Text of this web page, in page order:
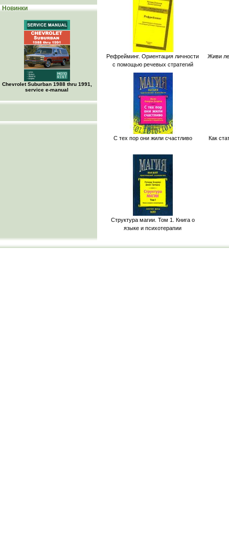
Новинки
Chevrolet Suburban 1988 thru 1991,
service e-manual
Рефрейминг. Ориентация личности
с помощью речевых стратегий
Живи
С тех пор они жили счастливо Как
Структура магии. Том 1. Книга о
языке и психотерапии